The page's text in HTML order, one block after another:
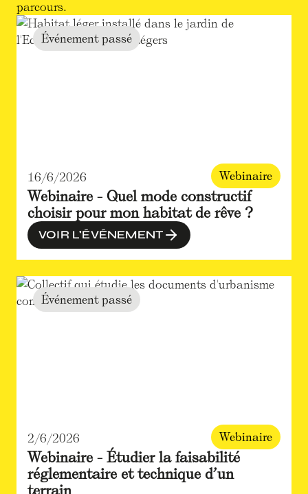
parcours.
Événement passé
16/6/2026 Webinaire
Webinaire - Quel mode constructif
choisir pour mon habitat de rêve ?
VOIR L'ÉVÉNEMENT
Événement passé
2/6/2026 Webinaire
Webinaire - Étudier la faisabilité
réglementaire et technique d’un
terrain